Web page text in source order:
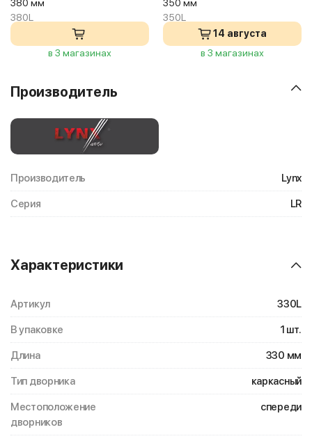
380 мм
380L
в 3 магазинах
350 мм
350L
14 августа
в 3 магазинах
Производитель
Производитель Lynx
Серия LR
Характеристики
Артикул 330L
В упаковке 1 шт.
Длина 330 мм
Тип дворника каркасный
Местоположение
дворников
спереди